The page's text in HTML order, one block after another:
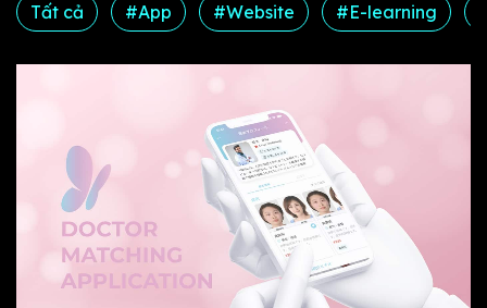
Tất cả #App #Website #E-learning